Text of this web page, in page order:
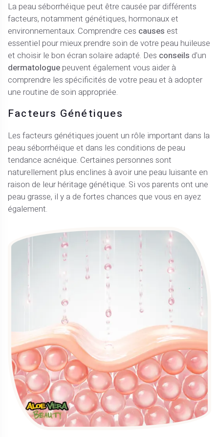
La peau séborrhéique peut être causée par différents
facteurs, notamment génétiques, hormonaux et
environnementaux. Comprendre ces causes est
essentiel pour mieux prendre soin de votre peau huileuse
et choisir le bon écran solaire adapté. Des conseils d'un
dermatologuepeuvent également vous aider à
comprendre les spécificités de votre peau et à adopter
une routine de soin appropriée.
Facteurs Génétiques
Les facteurs génétiques jouent un rôle important dans la
peau séborrhéique et dans les conditions de peau
tendance acnéique. Certaines personnes sont
naturellement plus enclines à avoir une peau luisante en
raison de leur héritage génétique. Si vos parents ont une
peau grasse, il y a de fortes chances que vous en ayez
également.